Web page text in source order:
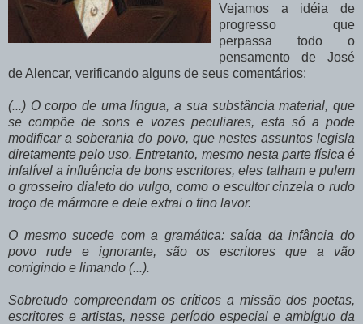
Vejamos a idéia de
progresso que
perpassa todo o
pensamento de José
de Alencar, verificando alguns de seus comentários:
(...) O corpo de uma língua, a sua substância material, que
se compõe de sons e vozes peculiares, esta só a pode
modificar a soberania do povo, que nestes assuntos legisla
diretamente pelo uso. Entretanto, mesmo nesta parte física é
infalível a influência de bons escritores, eles talham e pulem
o grosseiro dialeto do vulgo, como o escultor cinzela o rudo
troço de mármore e dele extrai o fino lavor.
O mesmo sucede com a gramática: saída da infância do
povo rude e ignorante, são os escritores que a vão
corrigindo e limando (...).
Sobretudo compreendam os críticos a missão dos poetas,
escritores e artistas, nesse período especial e ambíguo da